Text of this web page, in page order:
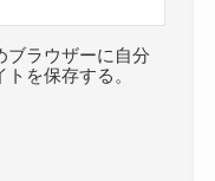
ブラウザーに自分
を保存する。